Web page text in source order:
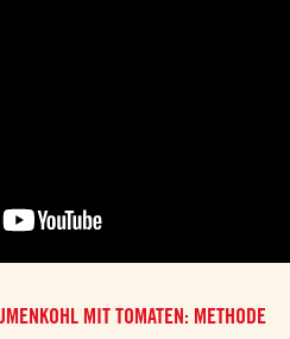
MIT TOMATEN: METHODE